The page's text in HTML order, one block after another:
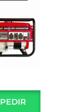
PEDIR